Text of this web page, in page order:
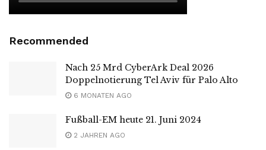
Recommended
Nach 25 Mrd CyberArk Deal 2026
Doppelnotierung Tel Aviv für Palo Alto
6 MONATEN AGO
Fußball-EM heute 21. Juni 2024
2 JAHREN AGO